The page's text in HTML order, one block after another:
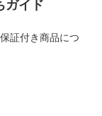
ロング、カール
ガイド
証付き商品につ